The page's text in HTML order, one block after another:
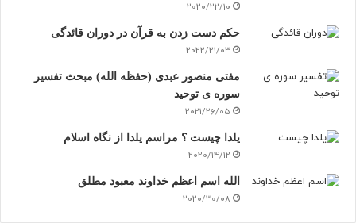
2020/22/10
حکم دست زدن به قرآن در دوران قائدگی
2022/21/03
مفتی منصور عبدی (حفظه الله) مبحث تفسیر
سوره ی توحید
2021/26/05
یلدا چیست ؟ مراسم یلدا از نگاه اسلام
2020/14/12
الله اسم اعظم خداوند معبود مطلق
2020/30/08